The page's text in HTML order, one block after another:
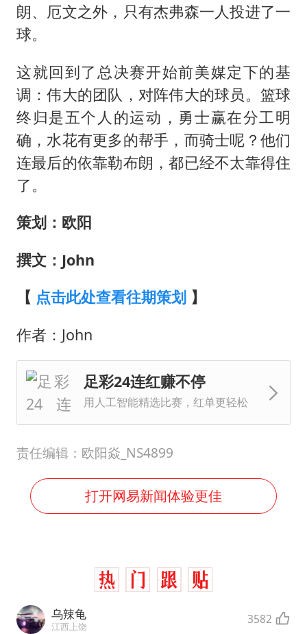
朗、厄文之外，只有杰弗森一人投进了一
球。
这就回到了总决赛开始前美媒定下的基
调：伟大的团队，对阵伟大的球员。篮球
终归是五个人的运动，勇士赢在分工明
确，水花有更多的帮手，而骑士呢？他们
连最后的依靠勒布朗，都已经不太靠得住
了。
策划：欧阳
撰文：John
【 点击此处查看往期策划 】
作者：John
足彩24连红赚不停
用人工智能精选比赛，红单更轻松
责任编辑：欧阳焱_NS4899
打开网易新闻体验更佳
乌辣龟
江西上饶 3582